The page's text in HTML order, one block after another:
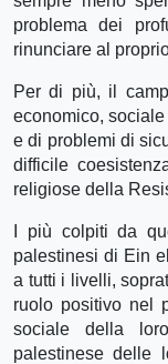
problema dei
rinunciare al
Per di più, il
economico,
e di problemi di
difficile
religiose della
I più colpiti da
palestinesi di Ein
a tutti i livelli,
ruolo positivo nel
sociale della
palestinese delle